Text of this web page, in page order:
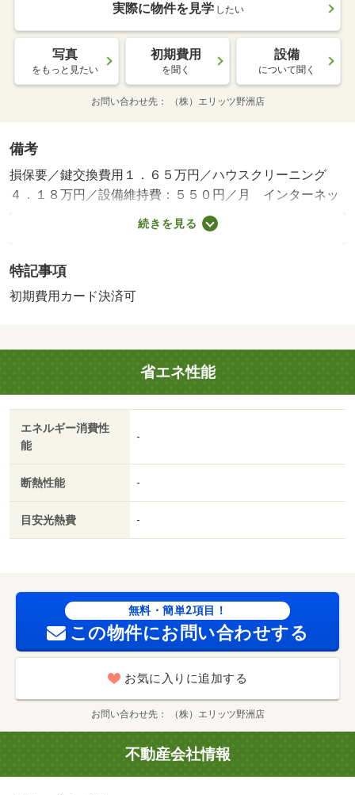
実際に物件を見学 したい
写真
をもっと見たい
初期費用
を聞く
設備
について聞く
お問い合わせ先 （株）エリッツ野洲店
備考
損保要／鍵交換費用１．６５万円／ハウスクリーニング
４．１８万円／設備維持費：５５０円／月 インターネッ
ト使用料：３６３０円／月 口座振替手数料：５２４円／
月 更新事務手数料：１６５００円／更新時／保証会社利
バストイレ別／エアコン／クロゼット／フローリング／Ｔ
Ｖインターホン／浴室乾燥機／室内洗濯置／シューズボッ
フト／全居室洋室／家電付／家具付／敷地内ごみ置き場／
南西向き／プロパンガス／ＢＳ／ＩＴ重説 対応物件／初
期費用カード決済可／ビバシティ彦根（スーパー）まで１
４００ｍ／ファミリーマート彦根西今店（コンビニ）まで
５００ｍ／スーパーマーケットバロー南彦根（スーパー）
まで１１００ｍ／彦根中央病院（病院）まで５５０ｍ／城
で１４００ｍ/賃貸戸数:18戸
続きを見る
特記事項
初期費用カード決済可
省エネ性能
エネルギー消費性
能
-
断熱性能 -
目安光熱費 -
無料・簡単2項目！
この物件にお問い合わせする
お気に入りに追加する
お問い合わせ先 （株）エリッツ野洲店
不動産会社情報